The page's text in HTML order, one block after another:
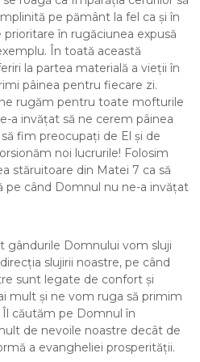
pe pământ la fel ca și în
în rugăciunea expusă
În toată această
la partea materială a vieții în
pâinea pentru fiecare zi.
rugăm pentru toate mofturile
a invățat să ne cerem pâinea
fim preocupați de El și de
noi lucrurile! Folosim
stăruitoare din Matei 7 ca să
pe când Domnul nu ne-a invățat
gândurile Domnului vom sluji
slujirii noastre, pe când
sunt legate de confort și
mult și ne vom ruga să primim
Îl căutăm pe Domnul în
de nevoile noastre decât de
a evangheliei prosperității.